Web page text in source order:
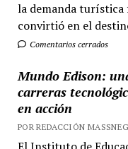
la demanda turística
convirtió en el
Comentarios cerrados
Mundo Edison:
carreras
en acción
POR REDACCIÓN